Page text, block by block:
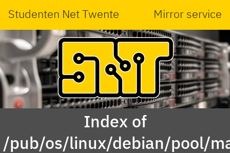
Studenten Net Twente Mirror service
Index of
/pub/os/linux/debian/pool/